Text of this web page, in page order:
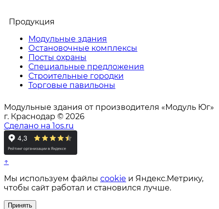
Продукция
Модульные здания
Остановочные комплексы
Посты охраны
Специальные предложения
Строительные городки
Торговые павильоны
Модульные здания от производителя «Модуль Юг»
г. Краснодар © 2026
Сделано на 1os.ru
↑
Мы используем файлы cookie и Яндекс.Метрику,
чтобы сайт работал и становился лучше.
Принять